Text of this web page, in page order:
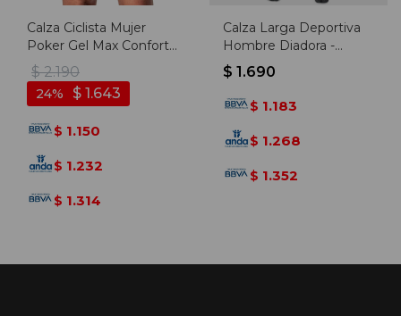
Calza Ciclista Mujer
Poker Gel Max Confort -
Negro
$ 2.190
$ 1.643
24
$ 1.150
$ 1.232
$ 1.314
Calza Larga Deportiva
Hombre Diadora -
Negro-negro
$ 1.690
$ 1.183
$ 1.268
$ 1.352